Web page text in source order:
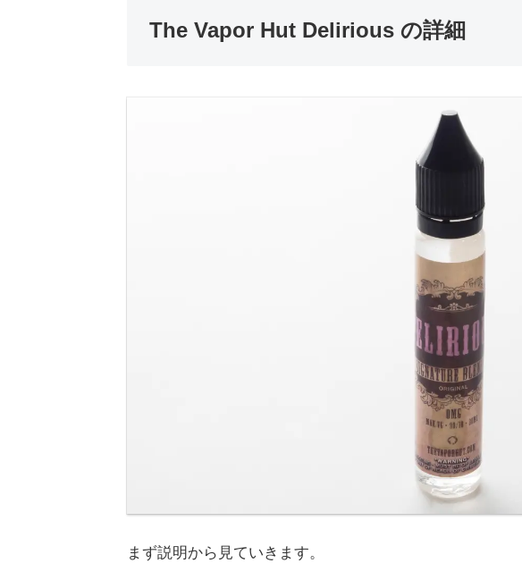
The Vapor Hut Delirious の詳細
まず説明から見ていきます。